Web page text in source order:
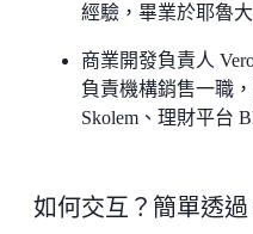
經驗，畢業於耶魯
商業開發負責人
負責機構銷售一職
Skolem、理財平台
如何交互？簡單透過